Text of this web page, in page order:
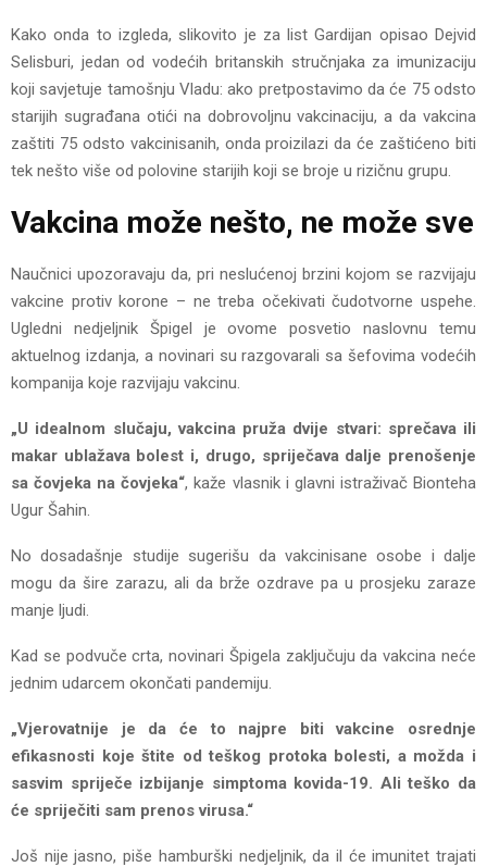
Kako onda to izgleda, slikovito je za list Gardijan opisao Dejvid
Selisburi, jedan od vodećih britanskih stručnjaka za imunizaciju
koji savjetuje tamošnju Vladu: ako pretpostavimo da će 75 odsto
starijih sugrađana otići na dobrovoljnu vakcinaciju, a da vakcina
zaštiti 75 odsto vakcinisanih, onda proizilazi da će zaštićeno biti
tek nešto više od polovine starijih koji se broje u rizičnu grupu.
Vakcina može nešto, ne može sve
Naučnici upozoravaju da, pri neslućenoj brzini kojom se razvijaju
vakcine protiv korone – ne treba očekivati čudotvorne uspehe.
Ugledni nedjeljnik Špigel je ovome posvetio naslovnu temu
aktuelnog izdanja, a novinari su razgovarali sa šefovima vodećih
kompanija koje razvijaju vakcinu.
„U idealnom slučaju, vakcina pruža dvije stvari: sprečava ili
makar ublažava bolest i, drugo, spriječava dalje prenošenje
sa čovjeka na čovjeka“, kaže vlasnik i glavni istraživač Bionteha
Ugur Šahin.
No dosadašnje studije sugerišu da vakcinisane osobe i dalje
mogu da šire zarazu, ali da brže ozdrave pa u prosjeku zaraze
manje ljudi.
Kad se podvuče crta, novinari Špigela zaključuju da vakcina neće
jednim udarcem okončati pandemiju.
„Vjerovatnije je da će to najpre biti vakcine osrednje
efikasnosti koje štite od teškog protoka bolesti, a možda i
sasvim spriječe izbijanje simptoma kovida-19. Ali teško da
će spriječiti sam prenos virusa.“
Još nije jasno, piše hamburški nedjeljnik, da il će imunitet trajati